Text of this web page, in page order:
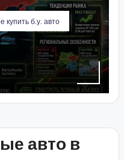
купить б.у. авто
авто в